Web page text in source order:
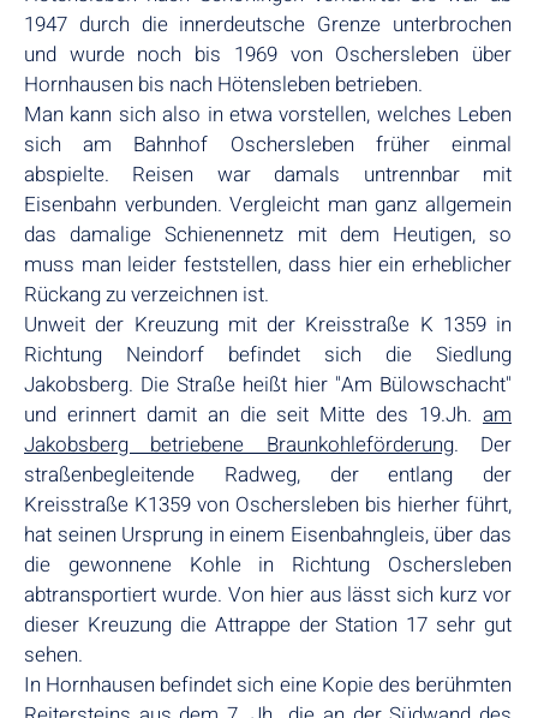
1947 durch die innerdeutsche Grenze unterbrochen
und wurde noch bis 1969 von Oschersleben über
Hornhausen bis nach Hötensleben betrieben.
Man kann sich also in etwa vorstellen, welches Leben
sich am Bahnhof Oschersleben früher einmal
abspielte. Reisen war damals untrennbar mit
Eisenbahn verbunden. Vergleicht man ganz allgemein
das damalige Schienennetz mit dem Heutigen, so
muss man leider feststellen, dass hier ein erheblicher
Rückang zu verzeichnen ist.
Unweit der Kreuzung mit der Kreisstraße K 1359 in
Richtung Neindorf befindet sich die Siedlung
Jakobsberg. Die Straße heißt hier "Am Bülowschacht"
und erinnert damit an die seit Mitte des 19.Jh. am
Jakobsberg betriebene Braunkohleförderung. Der
straßenbegleitende Radweg, der entlang der
Kreisstraße K1359 von Oschersleben bis hierher führt,
hat seinen Ursprung in einem Eisenbahngleis, über das
die gewonnene Kohle in Richtung Oschersleben
abtransportiert wurde. Von hier aus lässt sich kurz vor
dieser Kreuzung die Attrappe der Station 17 sehr gut
sehen.
In Hornhausen befindet sich eine Kopie des berühmten